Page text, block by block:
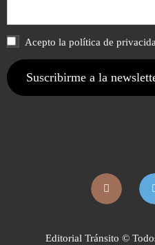
Acepto la política de
Editorial Tránsito ©